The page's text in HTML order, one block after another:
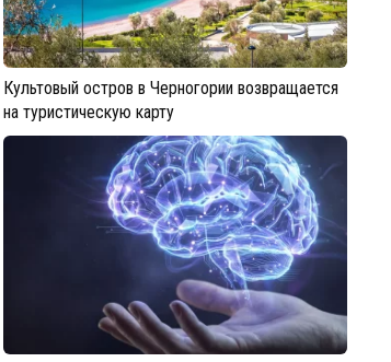
Культовый остров в Черногории возвращается
на туристическую карту